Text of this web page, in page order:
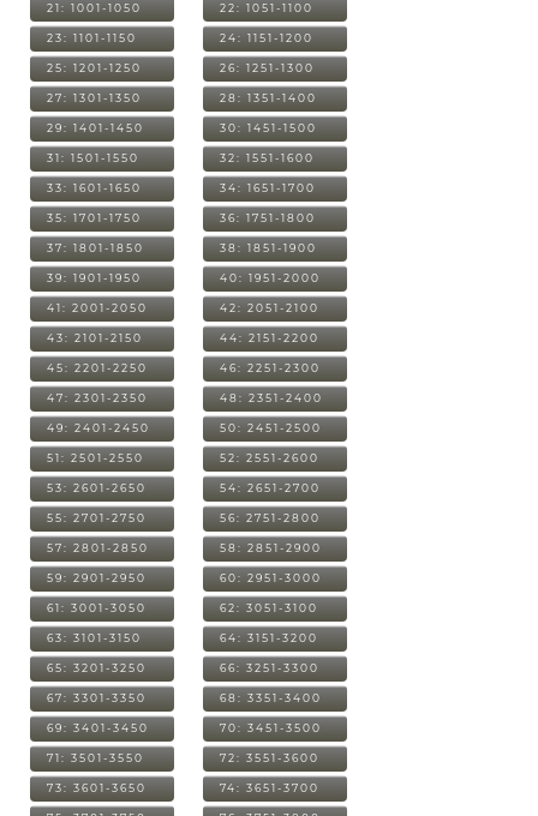
21: 1001-1050 22: 1051-1100
23: 1101-1150 24: 1151-1200
25: 1201-1250 26: 1251-1300
27: 1301-1350 28: 1351-1400
29: 1401-1450 30: 1451-1500
31: 1501-1550 32: 1551-1600
33: 1601-1650 34: 1651-1700
35: 1701-1750 36: 1751-1800
37: 1801-1850 38: 1851-1900
39: 1901-1950 40: 1951-2000
41: 2001-2050 42: 2051-2100
43: 2101-2150 44: 2151-2200
45: 2201-2250 46: 2251-2300
47: 2301-2350 48: 2351-2400
49: 2401-2450 50: 2451-2500
51: 2501-2550 52: 2551-2600
53: 2601-2650 54: 2651-2700
55: 2701-2750 56: 2751-2800
57: 2801-2850 58: 2851-2900
59: 2901-2950 60: 2951-3000
61: 3001-3050 62: 3051-3100
63: 3101-3150 64: 3151-3200
65: 3201-3250 66: 3251-3300
67: 3301-3350 68: 3351-3400
69: 3401-3450 70: 3451-3500
71: 3501-3550 72: 3551-3600
73: 3601-3650 74: 3651-3700